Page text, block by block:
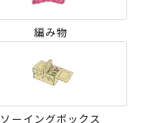
編み物
ソーイングボックス